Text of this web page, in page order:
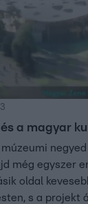
a magyar
még egyszer
oldal
s a projekt